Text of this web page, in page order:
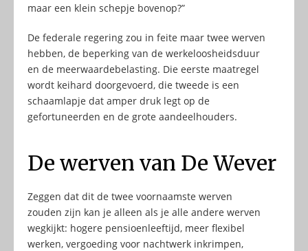
maar een klein schepje bovenop?”
De federale regering zou in feite maar twee werven
hebben, de beperking van de werkeloosheidsduur
en de meerwaardebelasting. Die eerste maatregel
wordt keihard doorgevoerd, die tweede is een
schaamlapje dat amper druk legt op de
gefortuneerden en de grote aandeelhouders.
De werven van De Wever
Zeggen dat dit de twee voornaamste werven
zouden zijn kan je alleen als je alle andere werven
wegkijkt: hogere pensioenleeftijd, meer flexibel
werken, vergoeding voor nachtwerk inkrimpen,